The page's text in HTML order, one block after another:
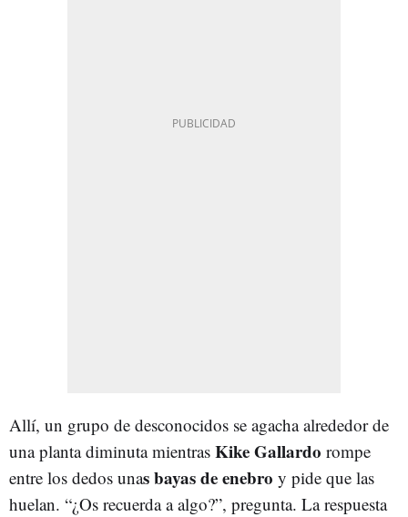
Allí, un grupo de desconocidos se agacha alrededor de
una planta diminuta mientras Kike Gallardo rompe
entre los dedos unas bayas de enebro y pide que las
huelan. “¿Os recuerda a algo?”, pregunta. La respuesta